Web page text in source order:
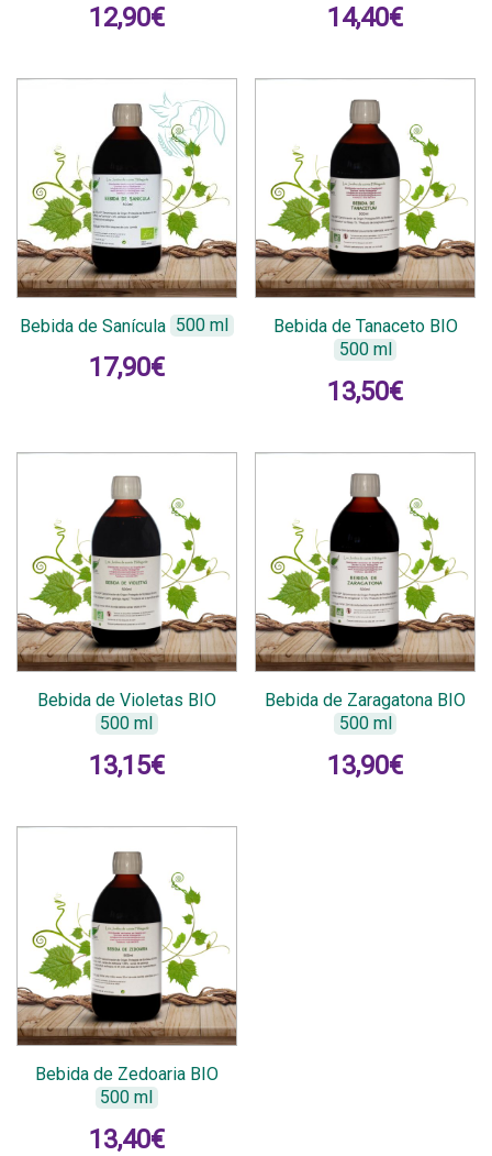
12,90€ 14,40€
Bebida de Sanícula 500 ml
17,90€
Bebida de Tanaceto BIO
500 ml
13,50€
Bebida de Violetas BIO
500 ml
13,15€
Bebida de Zaragatona BIO
500 ml
13,90€
Bebida de Zedoaria BIO
500 ml
13,40€